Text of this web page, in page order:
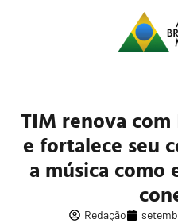
TIM renova
e fortalece seu
a música como
Redação